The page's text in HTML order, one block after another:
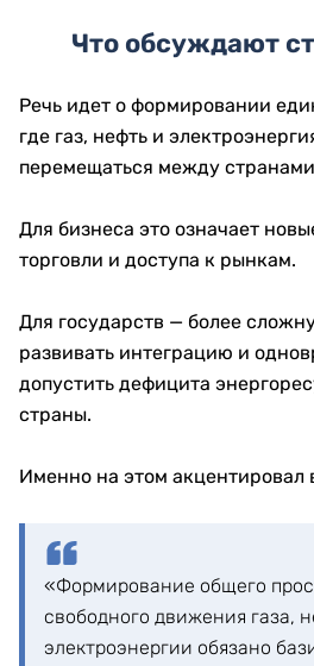
Что обсуждают
Речь идет о формировании
где газ, нефть и
перемещаться между
Для бизнеса это означает
торговли и доступа к рынкам.
Для государств — более
развивать интеграцию и
допустить дефицита
страны.
Именно на этом акцентировал
«Формирование общего
свободного движения газа,
электроэнергии обязано